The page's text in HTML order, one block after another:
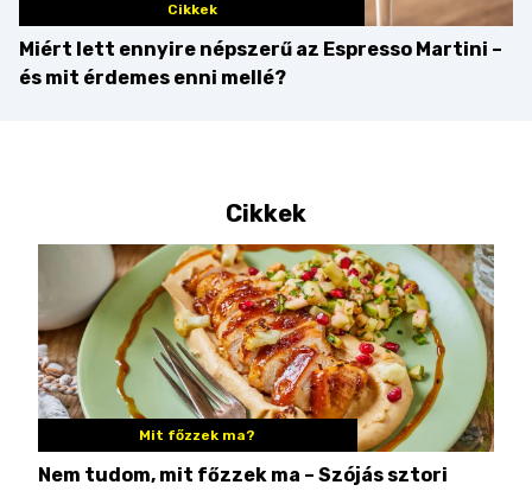
Cikkek
Miért lett ennyire népszerű az Espresso Martini –
és mit érdemes enni mellé?
Cikkek
Mit főzzek ma?
Nem tudom, mit főzzek ma – Szójás sztori